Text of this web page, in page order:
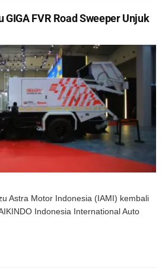
GIGA FVR Road Sweeper Unjuk
Astra Motor Indonesia (IAMI) kembali
Indonesia International Auto